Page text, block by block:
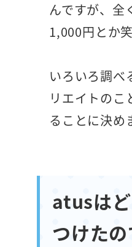
んですが、全
1,000円とか笑
いろいろ調べ
リエイトのこ
ることに決め
atusは
つけた